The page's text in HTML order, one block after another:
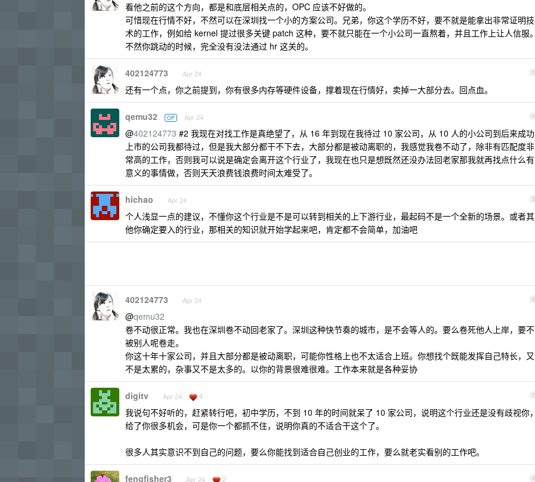
看他之前的这个方向，都是和底层相关点的，OPC 应该不好做的。
可惜现在行情不好，不然可以在深圳找一个小的方案公司。兄弟，你这个学历不好，要不就是能拿出非常证明技
术的工作，例如给 kernel 提过很多关键 patch 这种，要不就只能在一个小公司一直熬着，并且工作上让人信服。
不然你跳动的时候，完全没有没法通过 hr 这关的。
3
402124773 Apr 24
还有一个点，你之前提到，你有很多内存等硬件设备，撑着现在行情好，卖掉一大部分去。回点血。
4
qemu32 OP Apr 24
@402124773 #2 我现在对找工作是真绝望了，从 16 年到现在我待过 10 家公司，从 10 人的小公司到后来成功
上市的公司我都待过，但是我大部分都干不下去，大部分都是被动离职的，我感觉我卷不动了，除非有匹配度非
常高的工作，否则我可以说是确定会离开这个行业了，我现在也只是想既然还没办法回老家那我就再找点什么有
意义的事情做，否则天天浪费钱浪费时间太难受了。
5
hichao Apr 24
个人浅显一点的建议，不懂你这个行业是不是可以转到相关的上下游行业，最起码不是一个全新的场景。或者其
他你确定要入的行业，那相关的知识就开始学起来吧，肯定都不会简单，加油吧
6
402124773 Apr 24
@qemu32
卷不动很正常。我也在深圳卷不动回老家了。深圳这种快节奏的城市，是不会等人的。要么卷死他人上岸，要不
被别人呢卷走。
你这十年十家公司，并且大部分都是被动离职，可能你性格上也不太适合上班。你想找个既能发挥自己特长，又
不是太累的，杂事又不是太多的。以你的背景很难很难。工作本来就是各种妥协
7
digitv Apr 24 4
我说句不好听的，赶紧转行吧，初中学历，不到 10 年的时间就呆了 10 家公司，说明这个行业还是没有歧视你，
给了你很多机会，可是你一个都抓不住，说明你真的不适合干这个了。
很多人其实意识不到自己的问题，要么你能找到适合自己创业的工作，要么就老实看别的工作吧。
8
fengfisher3 Apr 24 2